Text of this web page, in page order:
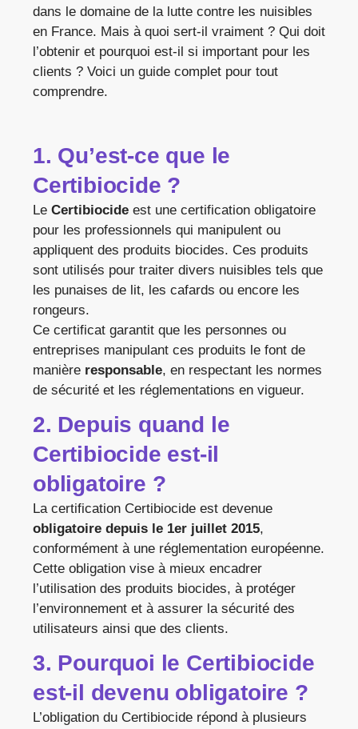
dans le domaine de la lutte contre les nuisibles
en France. Mais à quoi sert-il vraiment ? Qui doit
l’obtenir et pourquoi est-il si important pour les
clients ? Voici un guide complet pour tout
comprendre.
1. Qu’est-ce que le
Certibiocide ?
Le Certibiocide est une certification obligatoire
pour les professionnels qui manipulent ou
appliquent des produits biocides. Ces produits
sont utilisés pour traiter divers nuisibles tels que
les punaises de lit, les cafards ou encore les
rongeurs.
Ce certificat garantit que les personnes ou
entreprises manipulant ces produits le font de
manière responsable, en respectant les normes
de sécurité et les réglementations en vigueur.
2. Depuis quand le
Certibiocide est-il
obligatoire ?
La certification Certibiocide est devenue
obligatoire depuis le 1er juillet 2015,
conformément à une réglementation européenne.
Cette obligation vise à mieux encadrer
l’utilisation des produits biocides, à protéger
l’environnement et à assurer la sécurité des
utilisateurs ainsi que des clients.
3. Pourquoi le Certibiocide
est-il devenu obligatoire ?
L’obligation du Certibiocide répond à plusieurs